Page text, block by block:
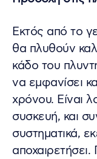
Εκτός από το
θα πλυθούν
κάδο του
να εμφανίσει
χρόνου. Είναι
συσκευή, και
συστηματικά,